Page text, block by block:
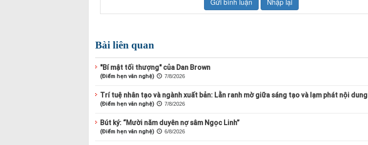
Bài liên quan
"Bí mật tối thượng" của Dan Brown
(Điểm hẹn văn nghệ) 7/8/2026
Trí tuệ nhân tạo và ngành xuất bản: Lằn ranh mờ giữa sáng tạo và lạm phát nội dung
(Điểm hẹn văn nghệ) 7/8/2026
Bút ký: “Mười năm duyên nợ sâm Ngọc Linh”
(Điểm hẹn văn nghệ) 6/8/2026